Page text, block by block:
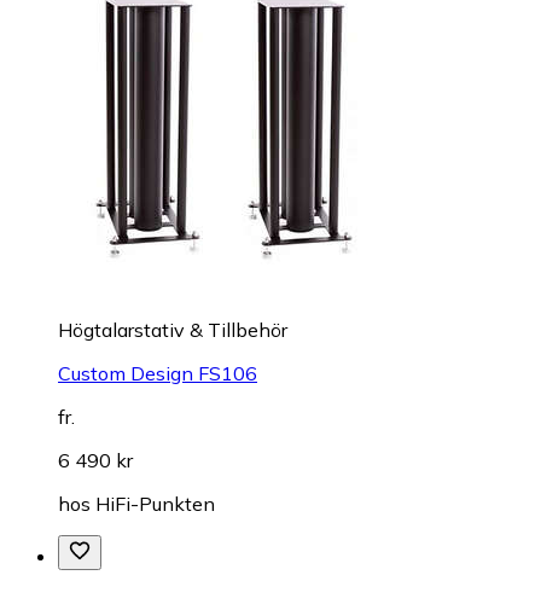
Högtalarstativ & Tillbehör
Custom Design FS106
fr.
6 490 kr
hos HiFi-Punkten